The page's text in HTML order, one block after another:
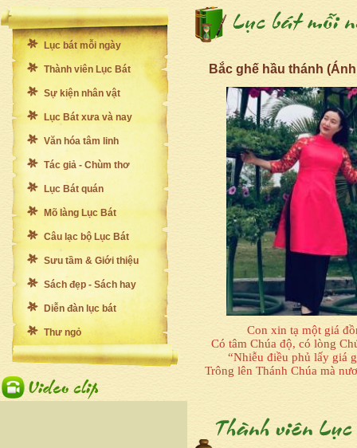
Lục bát mỗi ngày
Thành viên Lục Bát
Sự kiện nhân vật
Lục Bát xưa và nay
Văn hóa tâm linh
Tác giả - Chùm thơ
Lục Bát quán
Mõ làng Lục Bát
Câu lạc bộ Lục Bát
Sưu tầm & Giới thiệu
Sách đẹp - Sách hay
Diễn đàn lục bát
Thư ngỏ
Bắc ghế hầu thánh
Con xin tạ một giá
Có tâm Chúa độ, có lòng
“Nhiễu điều phủ lấy giá
Trông lên Thánh Chúa mà